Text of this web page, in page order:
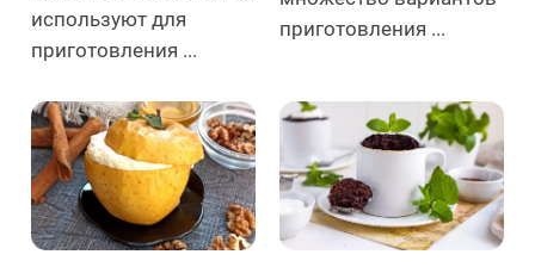
используют для
приготовления ...
приготовления ...